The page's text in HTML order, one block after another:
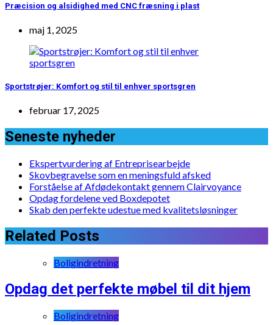
Præcision og alsidighed med CNC fræsning i plast
maj 1, 2025
Sportstrøjer: Komfort og stil til enhver sportsgren
februar 17, 2025
Seneste nyheder
Ekspertvurdering af Entreprisearbejde
Skovbegravelse som en meningsfuld afsked
Forståelse af Afdødekontakt gennem Clairvoyance
Opdag fordelene ved Boxdepotet
Skab den perfekte udestue med kvalitetsløsninger
Related Posts
Boligindretning
Opdag det perfekte møbel til dit hjem
Boligindretning